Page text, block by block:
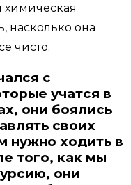
химическая
насколько она
чисто.
с
учатся в
они боялись
своих
нужно ходить в
того, как мы
они